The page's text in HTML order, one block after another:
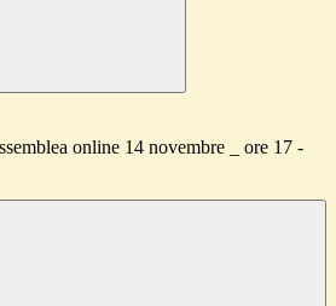
online 14 novembre _ ore 17 -